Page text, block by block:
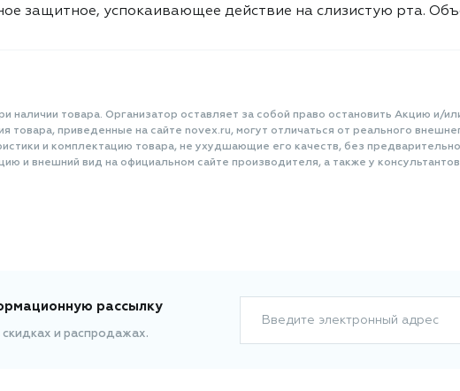
защитное, успокаивающее действие на слизистую рта.
наличии товара. Организатор оставляет за собой право остановить Акцию и/
приведенные на сайте novex.ru, могут отличаться от реального
и комплектацию товара, не ухудшающие его качеств, без
и внешний вид на официальном сайте производителя, а также у
рассылку
и распродажах.
Введите электронный адрес